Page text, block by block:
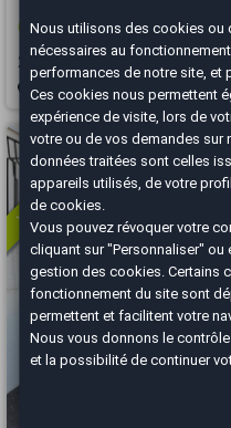
(639) 111 CDi 2.1 CDI Fourgon
2006
Belfort - 90400
Vous arrivez trop tard
Nous utilisons des cookies ou
nécessaires au
performances de notre site, et
Ces cookies nous permettent
expérience de visite, lors de
votre ou de vos demandes sur
données traitées sont celles
appareils utilisés, de votre
de cookies.
Vous pouvez révoquer votre
cliquant sur "Personnaliser"
gestion des cookies . Certains
fonctionnement du site sont
permettent et facilitent votre
Nous vous donnons le
et la possibilité de continuer